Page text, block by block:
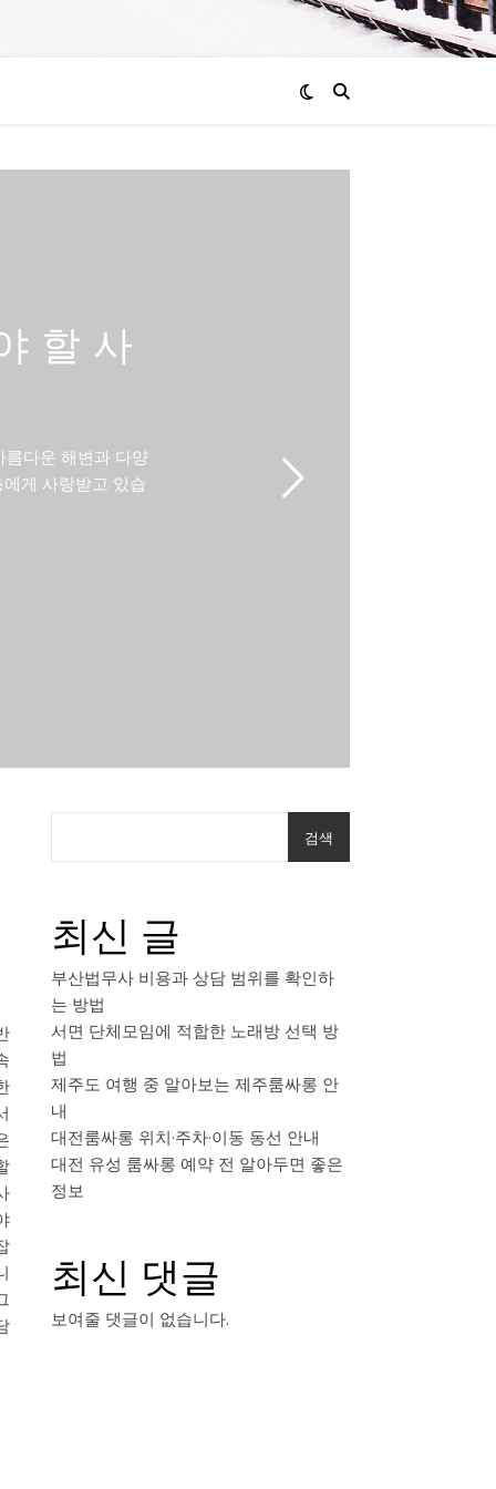
할 사
다운 해변과 다양
게 사랑받고 있습
검색
최신 글
부산법무사 비용과 상담 범위를 확인하
는 방법
서면 단체모임에 적합한 노래방 선택 방
법
제주도 여행 중 알아보는 제주룸싸롱 안
내
대전룸싸롱 위치·주차·이동 동선 안내
대전 유성 룸싸롱 예약 전 알아두면 좋은
정보
최신 댓글
보여줄 댓글이 없습니다.